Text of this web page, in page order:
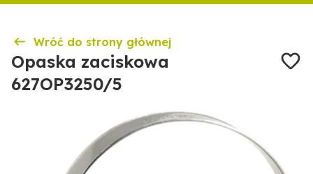
Wróć do strony głównej
Opaska zaciskowa
627OP3250/5